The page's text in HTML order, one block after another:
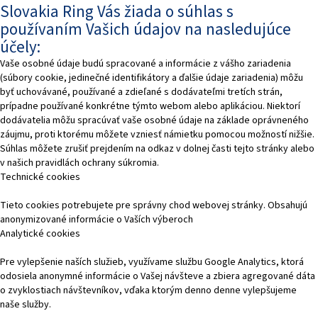
Slovakia Ring Vás žiada o súhlas s
používaním Vašich údajov na nasledujúce
účely:
Vaše osobné údaje budú spracované a informácie z vášho zariadenia
(súbory cookie, jedinečné identifikátory a ďalšie údaje zariadenia) môžu
byť uchovávané, používané a zdieľané s dodávateľmi tretích strán,
prípadne používané konkrétne týmto webom alebo aplikáciou. Niektorí
dodávatelia môžu spracúvať vaše osobné údaje na základe oprávneného
záujmu, proti ktorému môžete vzniesť námietku pomocou možností nižšie.
Súhlas môžete zrušiť prejdením na odkaz v dolnej časti tejto stránky alebo
v našich pravidlách ochrany súkromia.
Technické cookies
Tieto cookies potrebujete pre správny chod webovej stránky. Obsahujú
anonymizované informácie o Vaších výberoch
Analytické cookies
Pre vylepšenie naších služieb, využívame službu Google Analytics, ktorá
odosiela anonymné informácie o Vašej návšteve a zbiera agregované dáta
o zvyklostiach návštevníkov, vďaka ktorým denno denne vylepšujeme
naše služby.